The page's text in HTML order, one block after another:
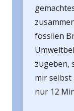
fossilen
zugeben,
mir
nur 12